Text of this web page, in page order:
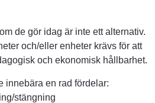
de gör idag är inte ett alternativ.
och/eller enheter krävs för att
och ekonomisk hållbarhet.
innebära en rad fördelar:
stängning